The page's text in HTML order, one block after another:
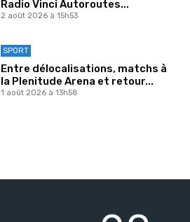
Radio Vinci Autoroutes...
2 août 2026 à 15h53
SPORT
Entre délocalisations, matchs à
la Plenitude Arena et retour...
1 août 2026 à 13h58